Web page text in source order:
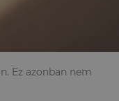
Ez azonban nem